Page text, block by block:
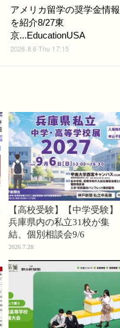
アメリカ留学の奨学金情報
を紹介8/27東
京...EducationUSA
2026.8.6 Thu 17:15
【高校受験】【中学受験】
兵庫県内の私立31校が集
結、個別相談会9/6
2026.7.28